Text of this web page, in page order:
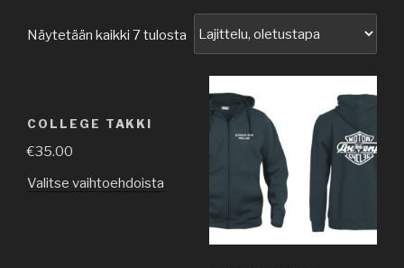
Näytetään kaikki 7 tulosta
COLLEGE TAKKI
€35.00
Valitse vaihtoehdoista